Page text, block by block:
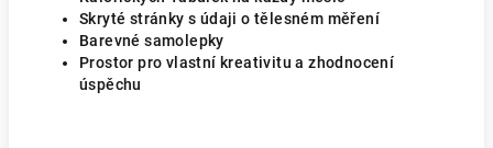
Skryté stránky s údaji o tělesném měření
Barevné samolepky
Prostor pro vlastní kreativitu a zhodnocení
úspěchu